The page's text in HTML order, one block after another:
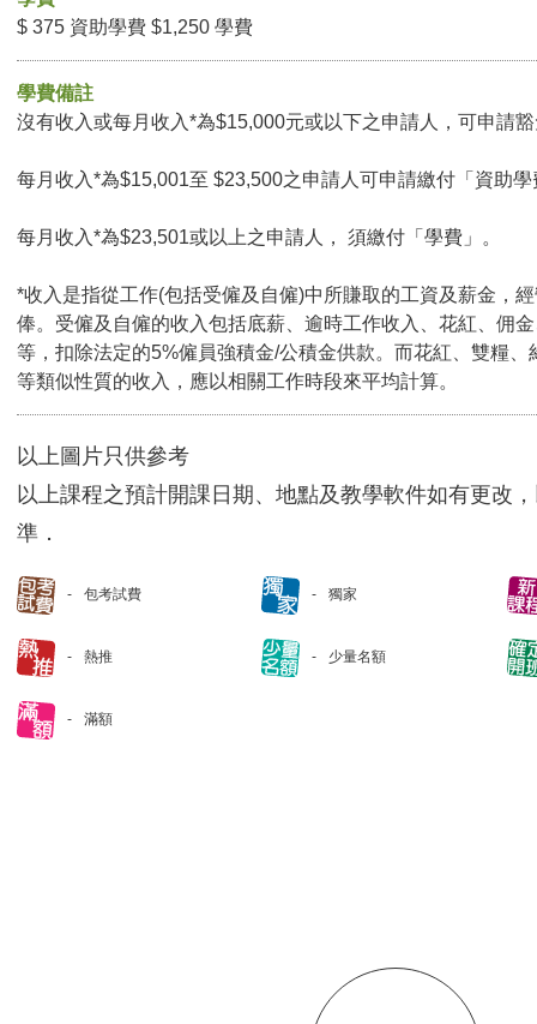
$ 375 資助學費 $1,250 學費
學費備註
沒有收入或每月收入*為$15,000元或以下之申請人，可申請
每月收入*為$15,001至 $23,500之申請人可申請繳付「資助學
每月收入*為$23,501或以上之申請人， 須繳付「學費」。
*收入是指從工作(包括受僱及自僱)中所賺取的工資及薪金，
俸。受僱及自僱的收入包括底薪、逾時工作收入、花紅、佣
等，扣除法定的5%僱員強積金/公積金供款。而花紅、雙糧、
等類似性質的收入，應以相關工作時段來平均計算。
以上圖片只供參考
以上課程之預計開課日期、地點及教學軟件如有更改
準．
包考試費 獨家
熱推 少量名額
滿額